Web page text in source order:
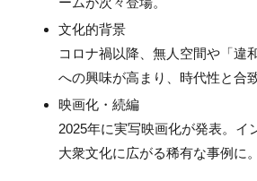
文化的背景
コロナ禍以降、無人空間や「違
への興味が高まり、時代性と合致
映画化・続編
2025年に実写映画化が発表。 イ
大衆文化に広がる稀有な事例に。